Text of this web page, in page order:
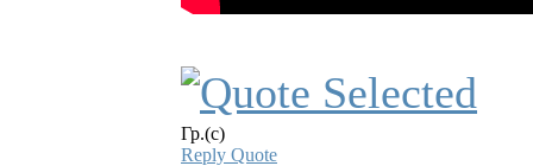
Гр.(с)
Reply Quote